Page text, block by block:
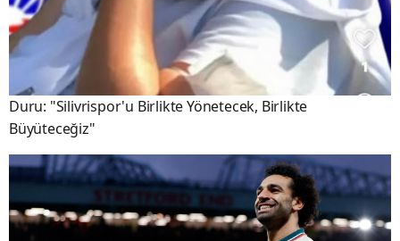
Duru: "Silivrispor'u Birlikte Yönetecek, Birlikte
Büyüteceğiz"